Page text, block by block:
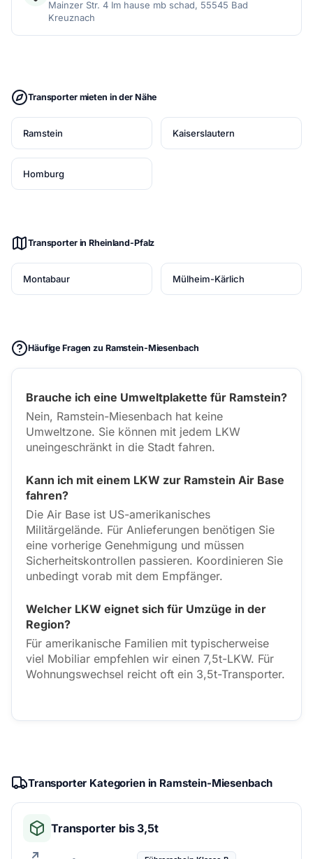
Mainzer Str. 4 Im hause mb schad, 55545 Bad
Kreuznach
Transporter mieten in der Nähe
Ramstein Kaiserslautern
Homburg
Transporter in Rheinland-Pfalz
Montabaur Mülheim-Kärlich
Häufige Fragen zu Ramstein-Miesenbach
Brauche ich eine Umweltplakette für Ramstein?
Nein, Ramstein-Miesenbach hat keine
Umweltzone. Sie können mit jedem LKW
uneingeschränkt in die Stadt fahren.
Kann ich mit einem LKW zur Ramstein Air Base
fahren?
Die Air Base ist US-amerikanisches
Militärgelände. Für Anlieferungen benötigen Sie
eine vorherige Genehmigung und müssen
Sicherheitskontrollen passieren. Koordinieren Sie
unbedingt vorab mit dem Empfänger.
Welcher LKW eignet sich für Umzüge in der
Region?
Für amerikanische Familien mit typischerweise
viel Mobiliar empfehlen wir einen 7,5t-LKW. Für
Wohnungswechsel reicht oft ein 3,5t-Transporter.
Transporter Kategorien in Ramstein-Miesenbach
Transporter bis 3,5t